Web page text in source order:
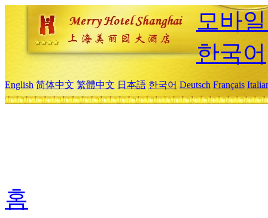
모바
한국어
English 简体中文 繁體中文 日本語 한국어 Deutsch Français
홈